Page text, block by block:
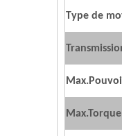
Type de
Max.Torque